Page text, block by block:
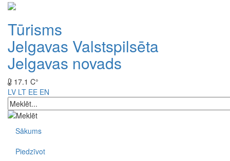
Tūrisms
Jelgavas Valstspilsēta
Jelgavas novads
17.1 C°
LV LT EE EN
Sākums
Piedzīvot